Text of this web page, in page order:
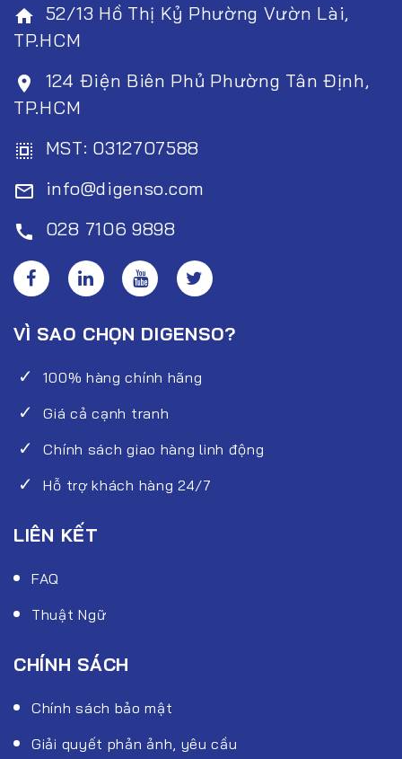
home 52/13 Hồ Thị Kỷ Phường Vườn Lài,
TP.HCM
room
124 Điện Biên Phủ Phường Tân Định,
TP.HCM
select_all MST: 0312707588
mail_outline info@digenso.com
call 028 7106 9898
VÌ SAO CHỌN DIGENSO?
100% hàng chính hãng
Giá cả cạnh tranh
Chính sách giao hàng linh động
Hỗ trợ khách hàng 24/7
LIÊN KẾT
FAQ
Thuật Ngữ
CHÍNH SÁCH
Chính sách bảo mật
Giải quyết phản ảnh, yêu cầu